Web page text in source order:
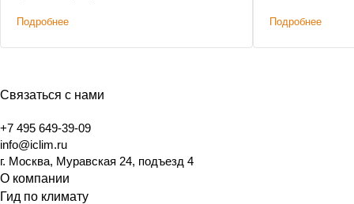
Подробнее Подробнее
Связаться с нами
+7 495 649-39-09
info@iclim.ru
г. Москва, Муравская 24, подъезд 4
О компании
Гид по климату